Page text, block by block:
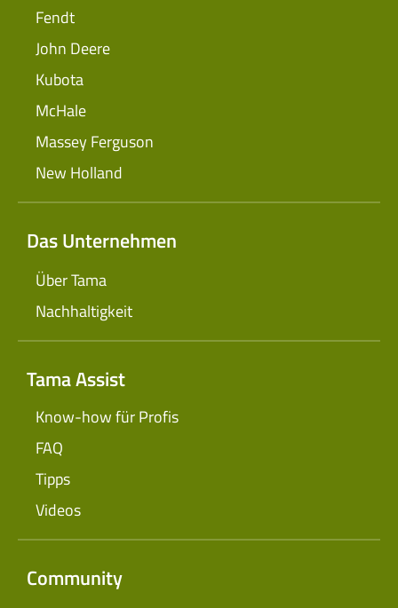
Fendt
John Deere
Kubota
McHale
Massey Ferguson
New Holland
Das Unternehmen
Über Tama
Nachhaltigkeit
Tama Assist
Know-how für Profis
FAQ
Tipps
Videos
Community